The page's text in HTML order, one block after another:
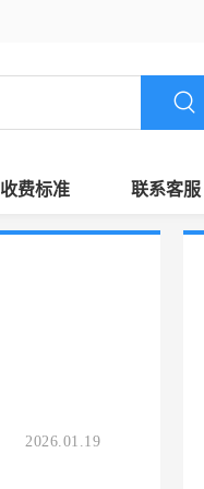
收费标准 联系客服
2026.01.19